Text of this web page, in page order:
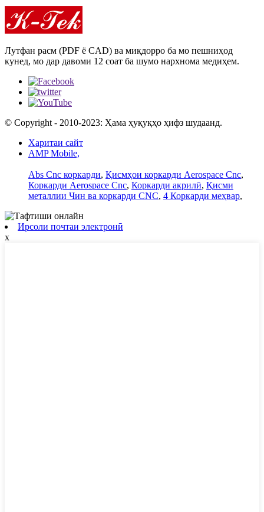
Лутфан расм (PDF ё CAD) ва миқдорро ба мо пешниҳод
кунед, мо дар давоми 12 соат ба шумо нархнома медиҳем.
© Copyright - 2010-2023: Ҳама ҳуқуқҳо ҳифз шудаанд.
Харитаи сайт
AMP Mobile,
Abs Cnc коркарди, Қисмҳои коркарди Aerospace Cnc,
Коркарди Aerospace Cnc, Коркарди акрилӣ, Қисми
металлии Чин ва коркарди CNC, 4 Коркарди меҳвар,
Ирсоли почтаи электронӣ
x